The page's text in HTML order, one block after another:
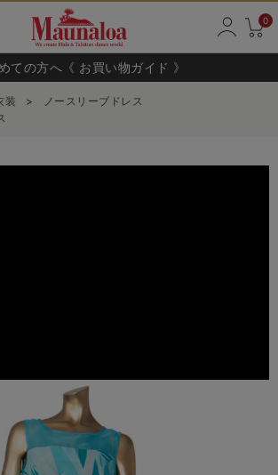
0
ての方へ《 お買い物ガイド 》
装 >
ノースリーブドレス